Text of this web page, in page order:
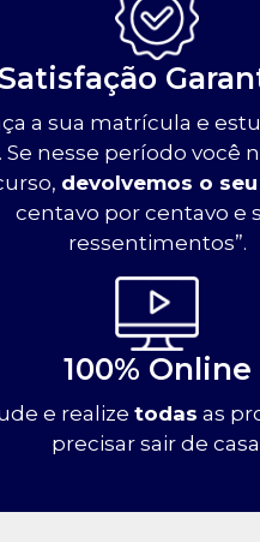
a sua matrícula e
Se nesse período você
devolvemos o
centavo por centavo e
ressentimentos”.
100% Online
e realize todas as
precisar sair de